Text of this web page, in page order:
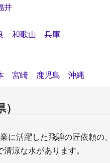
井
和歌山
兵庫
宮崎 鹿児島 沖縄
に活躍した飛騨の匠依頼の
涼な水があります。